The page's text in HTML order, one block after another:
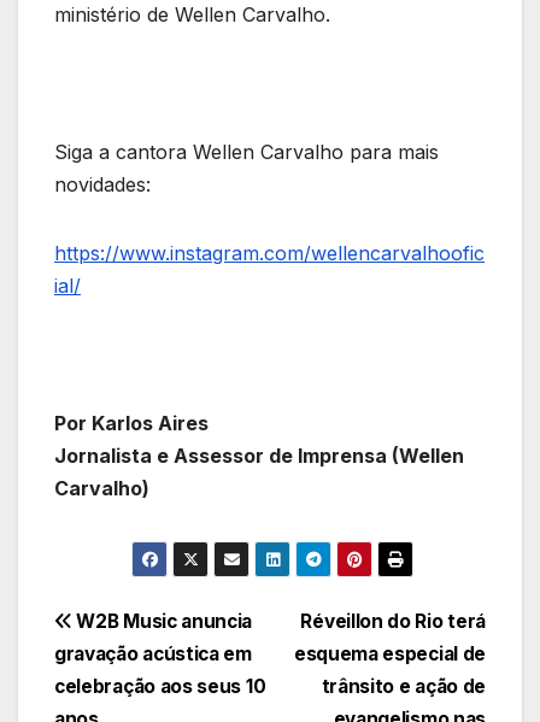
ministério de Wellen Carvalho.
Siga a cantora Wellen Carvalho para mais
novidades:
https://www.instagram.com/wellencarvalhoofic
ial/
Por Karlos Aires
Jornalista e Assessor de Imprensa (Wellen
Carvalho)
Navegação
de
Réveillon do Rio terá
esquema especial de
trânsito e ação de
W2B Music anuncia
gravação acústica em
celebração aos seus 10